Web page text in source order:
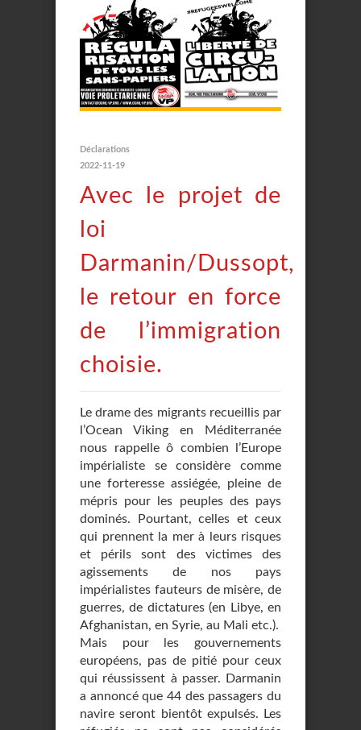
Déclarations
2022-11-19
Avec le projet de
loi
Darmanin/Dussopt,
le retour en force
de l’immigration
choisie.
Le drame des migrants recueillis par
l’Ocean Viking en Méditerranée
nous rappelle ô combien l’Europe
impérialiste se considère comme
une forteresse assiégée, pleine de
mépris pour les peuples des pays
dominés. Pourtant, celles et ceux
qui prennent la mer à leurs risques
et périls sont des victimes des
agissements de nos pays
impérialistes fauteurs de misère, de
guerres, de dictatures (en Libye, en
Afghanistan, en Syrie, au Mali etc.).
Mais pour les gouvernements
européens, pas de pitié pour ceux
qui réussissent à passer. Darmanin
a annoncé que 44 des passagers du
navire seront bientôt expulsés. Les